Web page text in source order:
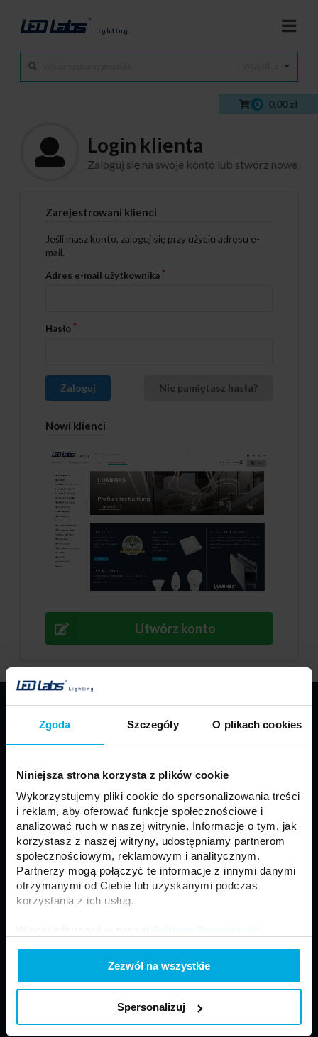
Zgoda Szczegóły O plikach cookies
Niniejsza strona korzysta z plików cookie
Wykorzystujemy pliki cookie do spersonalizowania treści
i reklam, aby oferować funkcje społecznościowe i
analizować ruch w naszej witrynie. Informacje o tym, jak
korzystasz z naszej witryny, udostępniamy partnerom
społecznościowym, reklamowym i analitycznym.
Partnerzy mogą połączyć te informacje z innymi danymi
otrzymanymi od Ciebie lub uzyskanymi podczas
korzystania z ich usług.
Zezwól na wszystkie
Spersonalizuj
0 0,00 zł
Login klienta
Zaloguj się na swoje konto lub stwórz nowe
Zarejestrowani klienci
Jeśli masz konto, zaloguj się przy użyciu adresu e-
mail.
Adres e-mail użytkownika
Hasło
Zaloguj Nie pamiętasz hasła?
Nowi klienci
Utwórz konto
Zasilacze Sterowniki
Oprawy sufitowe Moduły
Motoryzacja Złącza i akcesoria
Panele LED Naświetlacze LED
Neony LED Lampy zewnętrzne
Materiały do pobrania
Dokumenty reklamacyjne Relacje inwestorskie
Kodeks postępowania